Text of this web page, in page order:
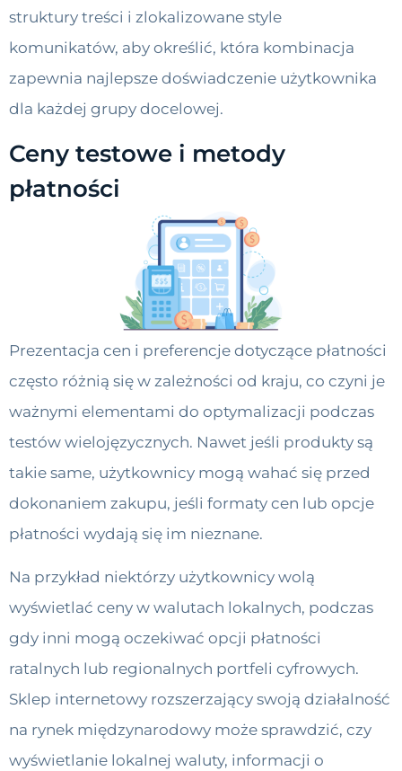
struktury treści i zlokalizowane style
komunikatów, aby określić, która kombinacja
zapewnia najlepsze doświadczenie użytkownika
dla każdej grupy docelowej.
Ceny testowe i metody
płatności
Prezentacja cen i preferencje dotyczące płatności
często różnią się w zależności od kraju, co czyni je
ważnymi elementami do optymalizacji podczas
testów wielojęzycznych. Nawet jeśli produkty są
takie same, użytkownicy mogą wahać się przed
dokonaniem zakupu, jeśli formaty cen lub opcje
płatności wydają się im nieznane.
Na przykład niektórzy użytkownicy wolą
wyświetlać ceny w walutach lokalnych, podczas
gdy inni mogą oczekiwać opcji płatności
ratalnych lub regionalnych portfeli cyfrowych.
Sklep internetowy rozszerzający swoją działalność
na rynek międzynarodowy może sprawdzić, czy
wyświetlanie lokalnej waluty, informacji o